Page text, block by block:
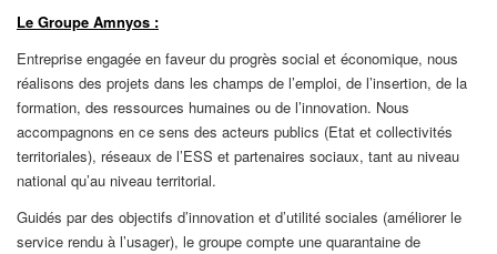
Le Groupe Amnyos :
Entreprise engagée en faveur du progrès social et économique, nous
réalisons des projets dans les champs de l’emploi, de l’insertion, de la
formation, des ressources humaines ou de l’innovation. Nous
accompagnons en ce sens des acteurs publics (Etat et collectivités
territoriales), réseaux de l’ESS et partenaires sociaux, tant au niveau
national qu’au niveau territorial.
Guidés par des objectifs d’innovation et d’utilité sociales (améliorer le
service rendu à l’usager), le groupe compte une quarantaine de